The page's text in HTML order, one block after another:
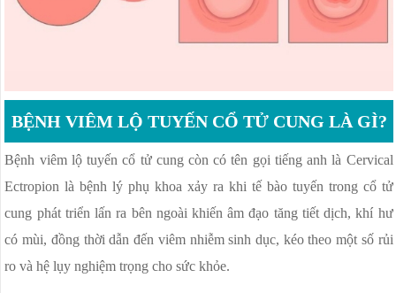
BỆNH VIÊM LỘ TUYẾN CỔ TỬ CUNG LÀ GÌ?
Bệnh viêm lộ tuyến cổ tử cung còn có tên gọi tiếng anh là Cervical
Ectropion là bệnh lý phụ khoa xảy ra khi tế bào tuyến trong cổ tử
cung phát triển lấn ra bên ngoài khiến âm đạo tăng tiết dịch, khí hư
có mùi, đồng thời dẫn đến viêm nhiễm sinh dục, kéo theo một số rủi
ro và hệ lụy nghiệm trọng cho sức khỏe.